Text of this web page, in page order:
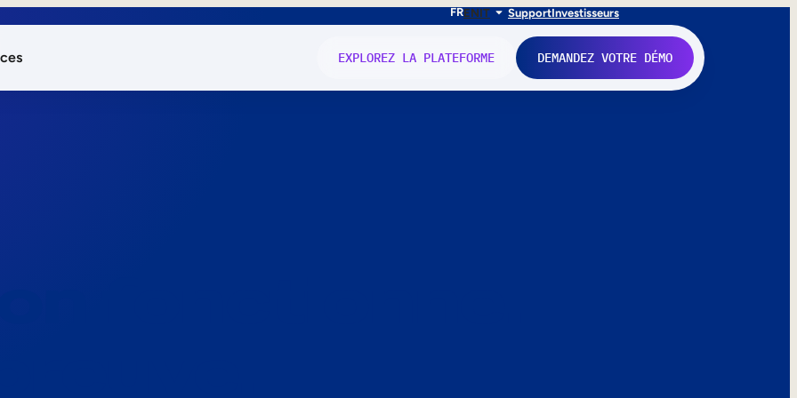
FRENIT SupportInvestisseurs
EXPLOREZ LA PLATEFORME DEMANDEZ VOTRE DÉMO